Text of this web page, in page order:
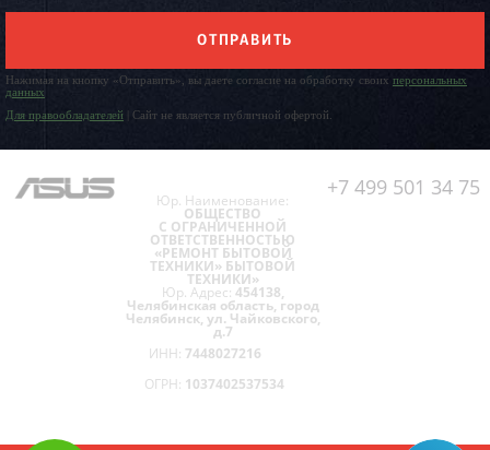
ОТПРАВИТЬ
Нажимая на кнопку «Отправить», вы даете согласие на обработку своих персональных
данных
Для правообладателей | Сайт не является публичной офертой.
+7 499 501 34 75
Юр. Наименование:
ОБЩЕСТВО
С ОГРАНИЧЕННОЙ
ОТВЕТСТВЕННОСТЬЮ
«РЕМОНТ БЫТОВОЙ
ТЕХНИКИ» БЫТОВОЙ
ТЕХНИКИ»
Юр. Адрес: 454138,
Челябинская область, город
Челябинск, ул. Чайковского,
д.7
ИНН: 7448027216
ОГРН: 1037402537534